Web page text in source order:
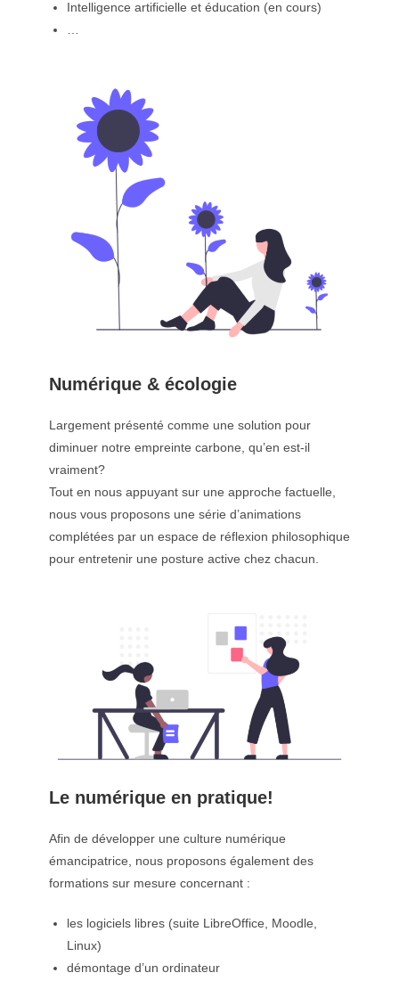
Intelligence artificielle et éducation (en cours)
Numérique & écologie
Largement présenté comme une solution pour
diminuer notre empreinte carbone, qu’en est-il
vraiment?
Tout en nous appuyant sur une approche factuelle,
nous vous proposons une série d’animations
complétées par un espace de réflexion philosophique
pour entretenir une posture active chez chacun.
Le numérique en pratique!
Afin de développer une culture numérique
émancipatrice, nous proposons également des
formations sur mesure concernant :
les logiciels libres (suite LibreOffice, Moodle,
Linux)
démontage d’un ordinateur